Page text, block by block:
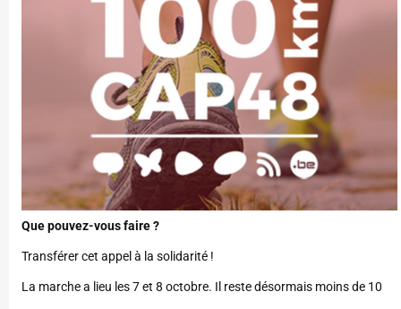
Que pouvez-vous faire ?
Transférer cet appel à la solidarité !
La marche a lieu les 7 et 8 octobre. Il reste désormais moins de 10